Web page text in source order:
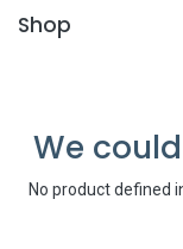
Shop
We
No product defined